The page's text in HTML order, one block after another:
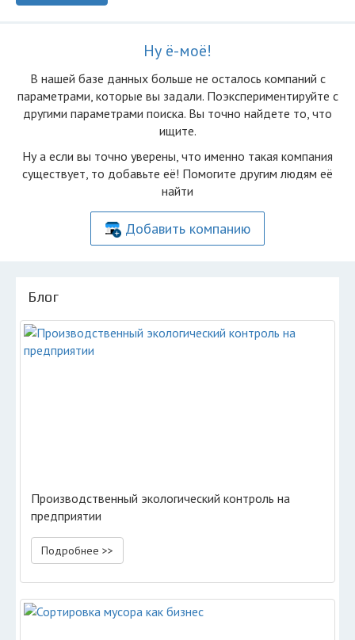
Ну ё-моё!
В нашей базе данных больше не осталоcь компаний с
параметрами, которые вы задали. Поэкспериментируйте с
другими параметрами поиска. Вы точно найдете то, что
ищите.
Ну а если вы точно уверены, что именно такая компания
существует, то добавьте её! Помогите другим людям её
найти
Добавить компанию
Блог
Производственный экологический контроль на
предприятии
Подробнее >>